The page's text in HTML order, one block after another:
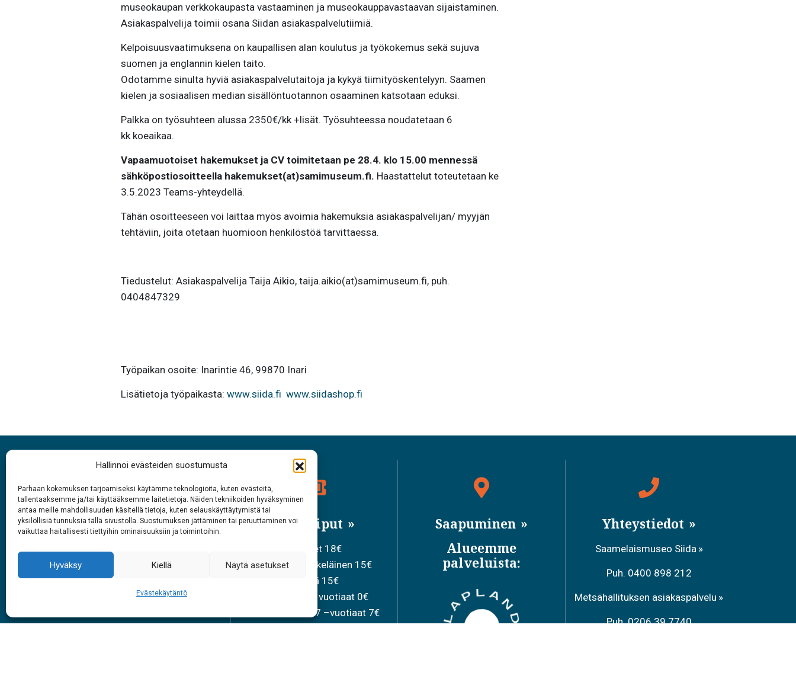
Hallinnoi evästeiden suostumusta
Parhaan kokemuksen tarjoamiseksi käytämme teknologioita, kuten evästeitä,
tallentaaksemme ja/tai käyttääksemme laitetietoja. Näiden tekniikoiden hyväksyminen
antaa meille mahdollisuuden käsitellä tietoja, kuten selauskäyttäytymistä tai
yksilöllisiä tunnuksia tällä sivustolla. Suostumuksen jättäminen tai peruuttaminen voi
vaikuttaa haitallisesti tiettyihin ominaisuuksiin ja toimintoihin.
Hyväksy Kiellä Näytä asetukset
Evästekäytäntö
museokaupan verkkokaupasta vastaaminen ja museokauppavastaavan sijaistaminen.
Asiakaspalvelija toimii osana Siidan asiakaspalvelutiimiä.
Kelpoisuusvaatimuksena on kaupallisen alan koulutus ja työkokemus sekä sujuva
suomen ja englannin kielen taito.
Odotamme sinulta hyviä asiakaspalvelutaitoja ja kykyä tiimityöskentelyyn. Saamen
kielen ja sosiaalisen median sisällöntuotannon osaaminen katsotaan eduksi.
Palkka on työsuhteen alussa 2350€/kk +lisät. Työsuhteessa noudatetaan 6
kk koeaikaa.
Vapaamuotoiset hakemukset ja CV toimitetaan pe 28.4. klo 15.00 mennessä
sähköpostiosoitteella hakemukset(at)samimuseum.fi. Haastattelut toteutetaan ke
3.5.2023 Teams-yhteydellä.
Tähän osoitteeseen voi laittaa myös avoimia hakemuksia asiakaspalvelijan/ myyjän
tehtäviin, joita otetaan huomioon henkilöstöä tarvittaessa.
Tiedustelut: Asiakaspalvelija Taija Aikio, taija.aikio(at)samimuseum.fi, puh.
0404847329
Työpaikan osoite: Inarintie 46, 99870 Inari
Lisätietoja työpaikasta: www.siida.fi www.siidashop.fi
Aukioloajat
Joka päivä
Pääsyliput
Aikuiset 18€
Opiskelija/eläkeläinen 15€
Ryhmä 15€
Lapset 0-6 – vuotiaat 0€
Koululaiset 7-17 –vuotiaat 7€
Saapuminen
Alueemme
palveluista:
Yhteystiedot
Saamelaismuseo Siida
Puh. 0400 898 212
Metsähallituksen asiakaspalvelu
Puh. 0206 39 7740